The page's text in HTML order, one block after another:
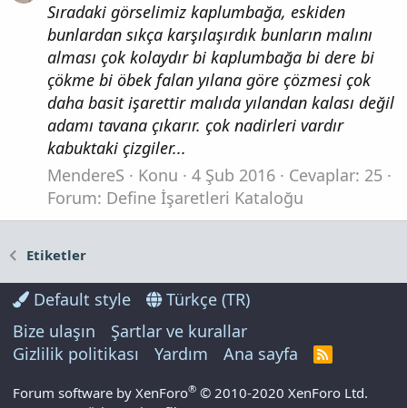
Sıradaki görselimiz kaplumbağa, eskiden
bunlardan sıkça karşılaşırdık bunların malını
alması çok kolaydır bi kaplumbağa bi dere bi
çökme bi öbek falan yılana göre çözmesi çok
daha basit işarettir malıda yılandan kalası değil
adamı tavana çıkarır. çok nadirleri vardır
kabuktaki çizgiler...
MendereS
Konu 4 Şub 2016
Cevaplar: 25
Forum: Define İşaretleri Kataloğu
Etiketler
Default style
Türkçe (TR)
Bize ulaşın
Şartlar ve kurallar
Gizlilik politikası
Yardım Ana sayfa
R
S
Forum software by XenForo® © 2010-2020 XenForo Ltd.